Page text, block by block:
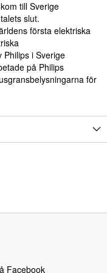
till Sverige
slut.
första elektriska
Philips i Sverige
på Philips
för
Facebook